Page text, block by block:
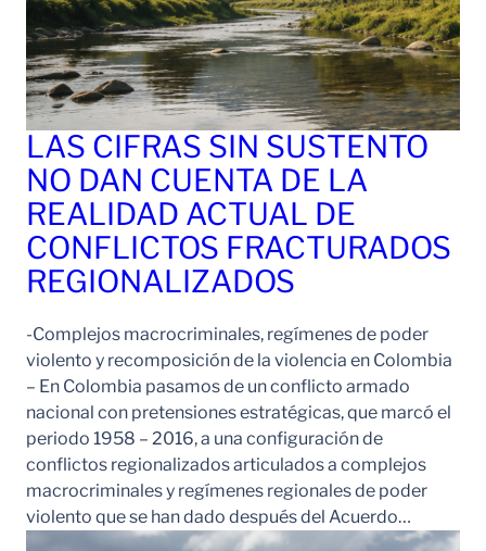
LAS CIFRAS SIN SUSTENTO
NO DAN CUENTA DE LA
REALIDAD ACTUAL DE
CONFLICTOS FRACTURADOS
REGIONALIZADOS
-Complejos macrocriminales, regímenes de poder
violento y recomposición de la violencia en Colombia
– En Colombia pasamos de un conflicto armado
nacional con pretensiones estratégicas, que marcó el
periodo 1958 – 2016, a una configuración de
conflictos regionalizados articulados a complejos
macrocriminales y regímenes regionales de poder
violento que se han dado después del Acuerdo…